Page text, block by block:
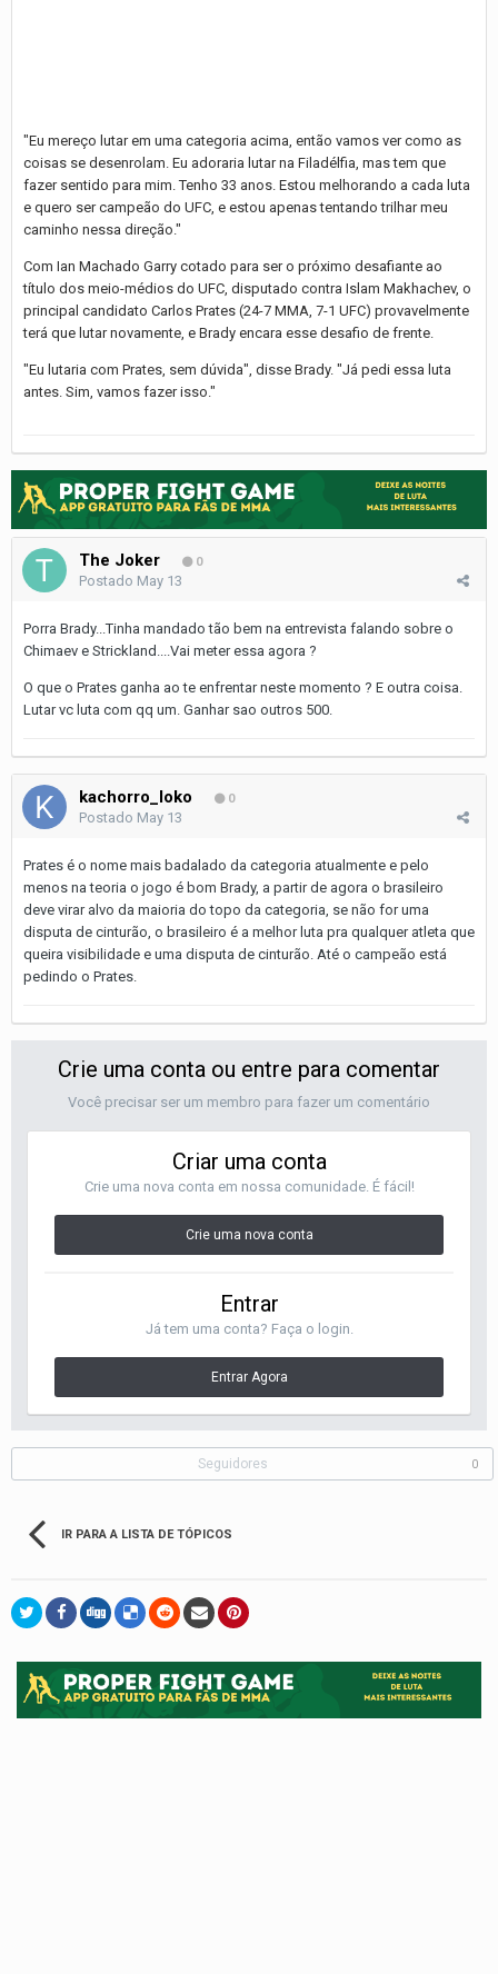
"Eu mereço lutar em uma categoria acima, então vamos ver como as
coisas se desenrolam. Eu adoraria lutar na Filadélfia, mas tem que
fazer sentido para mim. Tenho 33 anos. Estou melhorando a cada luta
e quero ser campeão do UFC, e estou apenas tentando trilhar meu
caminho nessa direção."
Com Ian Machado Garry cotado para ser o próximo desafiante ao
título dos meio-médios do UFC, disputado contra Islam Makhachev, o
principal candidato Carlos Prates (24-7 MMA, 7-1 UFC) provavelmente
terá que lutar novamente, e Brady encara esse desafio de frente.
"Eu lutaria com Prates, sem dúvida", disse Brady. "Já pedi essa luta
antes. Sim, vamos fazer isso."
The Joker 0
Postado May 13
Porra Brady...Tinha mandado tão bem na entrevista falando sobre o
Chimaev e Strickland....Vai meter essa agora ?
O que o Prates ganha ao te enfrentar neste momento ? E outra coisa.
Lutar vc luta com qq um. Ganhar sao outros 500.
kachorro_loko 0
Postado May 13
Prates é o nome mais badalado da categoria atualmente e pelo
menos na teoria o jogo é bom Brady, a partir de agora o brasileiro
deve virar alvo da maioria do topo da categoria, se não for uma
disputa de cinturão, o brasileiro é a melhor luta pra qualquer atleta que
queira visibilidade e uma disputa de cinturão. Até o campeão está
pedindo o Prates.
Crie uma conta ou entre para comentar
Você precisar ser um membro para fazer um comentário
Criar uma conta
Crie uma nova conta em nossa comunidade. É fácil!
Crie uma nova conta
Entrar
Já tem uma conta? Faça o login.
Entrar Agora
Seguidores 0
IR PARA A LISTA DE TÓPICOS